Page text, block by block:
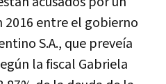
2016 entre el gobierno
S.A., que preveía
la fiscal Gabriela